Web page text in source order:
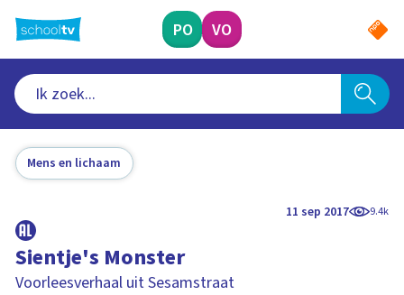
naar
hoofdinhoud
PO VO
Mens en lichaam
11 sep 2017 9.4k
Sientje's Monster
Voorleesverhaal uit Sesamstraat